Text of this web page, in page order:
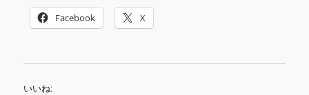
Facebook X
いいね: